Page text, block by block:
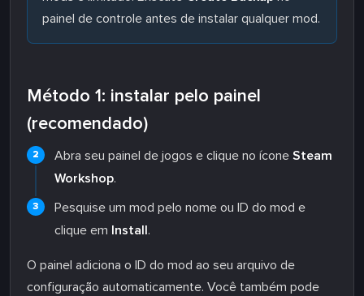
painel de controle antes de instalar qualquer mod.
Método 1: instalar pelo painel
(recomendado)
Abra seu painel de jogos e clique no ícone Steam
Workshop.
Pesquise um mod pelo nome ou ID do mod e
clique em Install.
O painel adiciona o ID do mod ao seu arquivo de
configuração automaticamente. Você também pode